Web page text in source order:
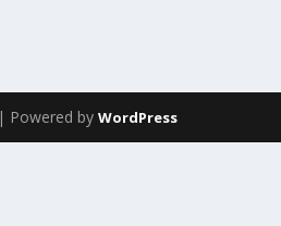
| Powered byWordPress